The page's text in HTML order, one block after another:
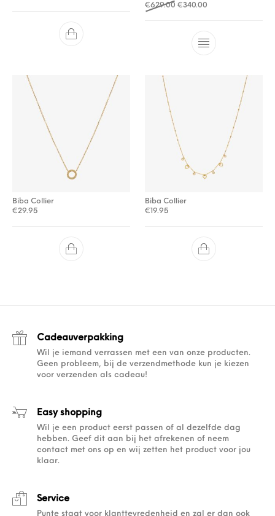
€629.00 Oorspronkelijke prijs was:
€340.00
Biba Collier
€29.95
Biba Collier
€ 19.95
Cadeauverpakking
Wil je iemand verrassen met een van onze producten.
Geen probleem, bij de verzendmethode kun je kiezen
voor verzenden als cadeau!
Easy shopping
Wil je een product eerst passen of al dezelfde dag
hebben. Geef dit aan bij het afrekenen of neem
contact met ons op en wij zetten het product voor jou
klaar.
Service
Punte staat voor klanttevredenheid en zal er dan ook